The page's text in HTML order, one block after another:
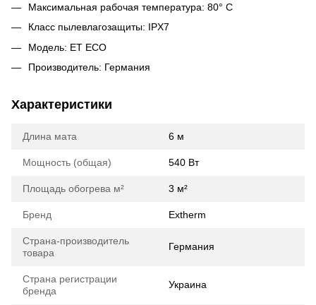
Максимальная рабочая температура: 80° С
Класс пылевлагозащиты: IPX7
Модель: ET ECO
Производитель: Германия
Характеристики
Длина мата 6 м
Мощность (общая) 540 Вт
Площадь обогрева м² 3 м²
Бренд Extherm
Страна-производитель
товара
Германия
Страна регистрации
бренда
Украина